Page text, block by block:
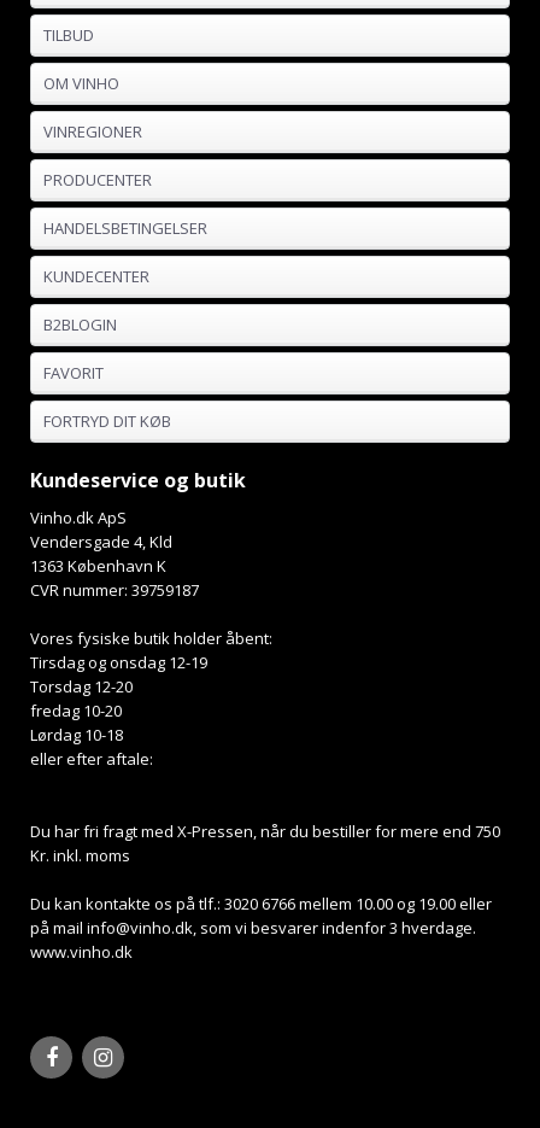
TILBUD
OM VINHO
VINREGIONER
PRODUCENTER
HANDELSBETINGELSER
KUNDECENTER
B2BLOGIN
FAVORIT
FORTRYD DIT KØB
Kundeservice og butik
Vinho.dk ApS
Vendersgade 4, Kld
1363 København K
CVR nummer: 39759187
Vores fysiske butik holder åbent:
Tirsdag og onsdag 12-19
Torsdag 12-20
fredag 10-20
Lørdag 10-18
eller efter aftale:
Du har fri fragt med X-Pressen, når du bestiller for mere end 750
Kr. inkl. moms
Du kan kontakte os på tlf.: 3020 6766 mellem 10.00 og 19.00 eller
på mailinfo@vinho.dk, som vi besvarer indenfor 3 hverdage.
www.vinho.dk